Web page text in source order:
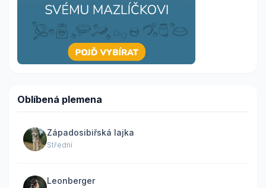
Oblíbená plemena
Západosibiřská lajka
Střední
Leonberger